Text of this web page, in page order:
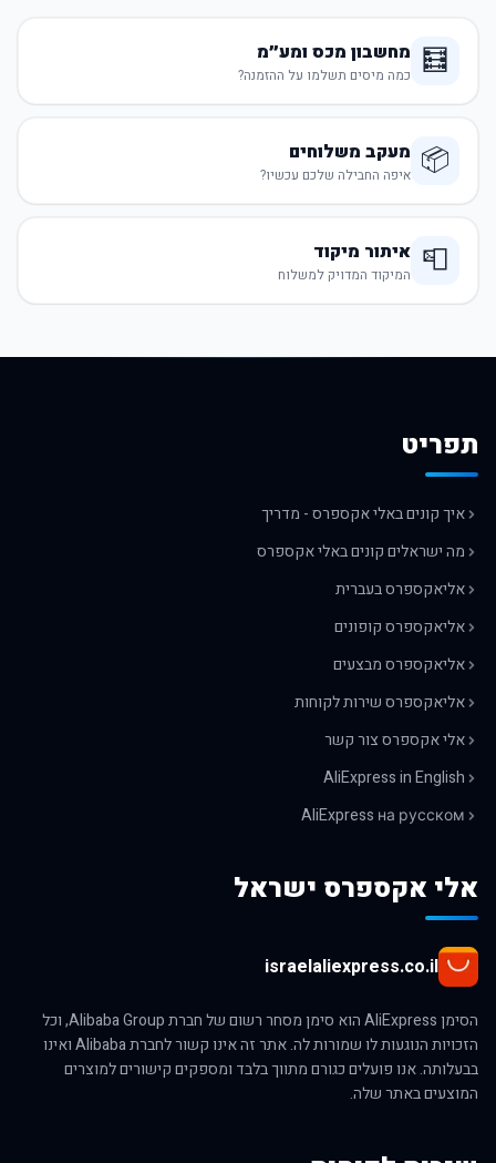
🧮 מחשבון מכס ומע״מ
כמה מיסים תשלמו על ההזמנה?
📦 מעקב משלוחים
איפה החבילה שלכם עכשיו?
📮 איתור מיקוד
המיקוד המדויק למשלוח
תפריט
איך קונים באלי אקספרס - מדריך
מה ישראלים קונים באלי אקספרס
אליאקספרס בעברית
אליאקספרס קופונים
אליאקספרס מבצעים
אליאקספרס שירות לקוחות
אלי אקספרס צור קשר
AliExpress in English
AliExpress на русском
אלי אקספרס ישראל
israelaliexpress.co.il
הסימן AliExpress הוא סימן מסחר רשום של חברת Alibaba Group, וכל
הזכויות הנוגעות לו שמורות לה. אתר זה אינו קשור לחברת Alibaba ואינו
בבעלותה. אנו פועלים כגורם מתווך בלבד ומספקים קישורים למוצרים
המוצעים באתר שלה.